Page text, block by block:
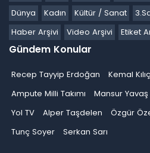
Dünya
Kadın Kültür / Sanat
Haber Arşivi
Video Arşivi Etiket
Gündem Konular
Recep Tayyip Erdoğan Kemal
Ampute Milli Takımı
Mansur Yavaş
Yol TV
Alper Taşdelen Özgür
Tunç Soyer
Serkan Sarı